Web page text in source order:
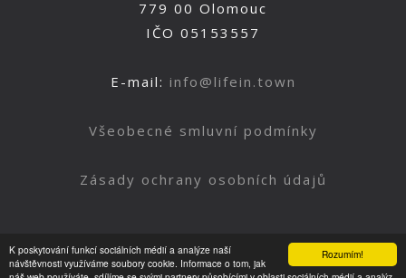
Rozumím!
K poskytování funkcí sociálních médií a analýze naší
návštěvnosti využíváme soubory cookie. Informace o tom, jak
779 00 Olomouc
IČO 05153557
E-mail: info@lifein.town
Všeobecné smluvní podmínky
Zásady ochrany osobních údajů
Nahoru